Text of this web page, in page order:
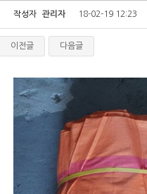
작성자 관리자 18-02-19 12:23
이전글 다음글